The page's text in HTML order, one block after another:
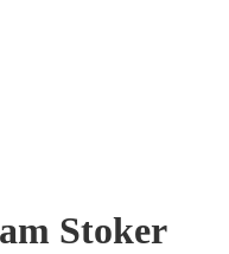
Stoker